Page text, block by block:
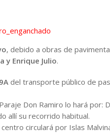
, debido a obras de
y Enrique Julio.
del transporte público de
Don Ramiro lo hará por:
allí su recorrido habitual.
circulará por Islas